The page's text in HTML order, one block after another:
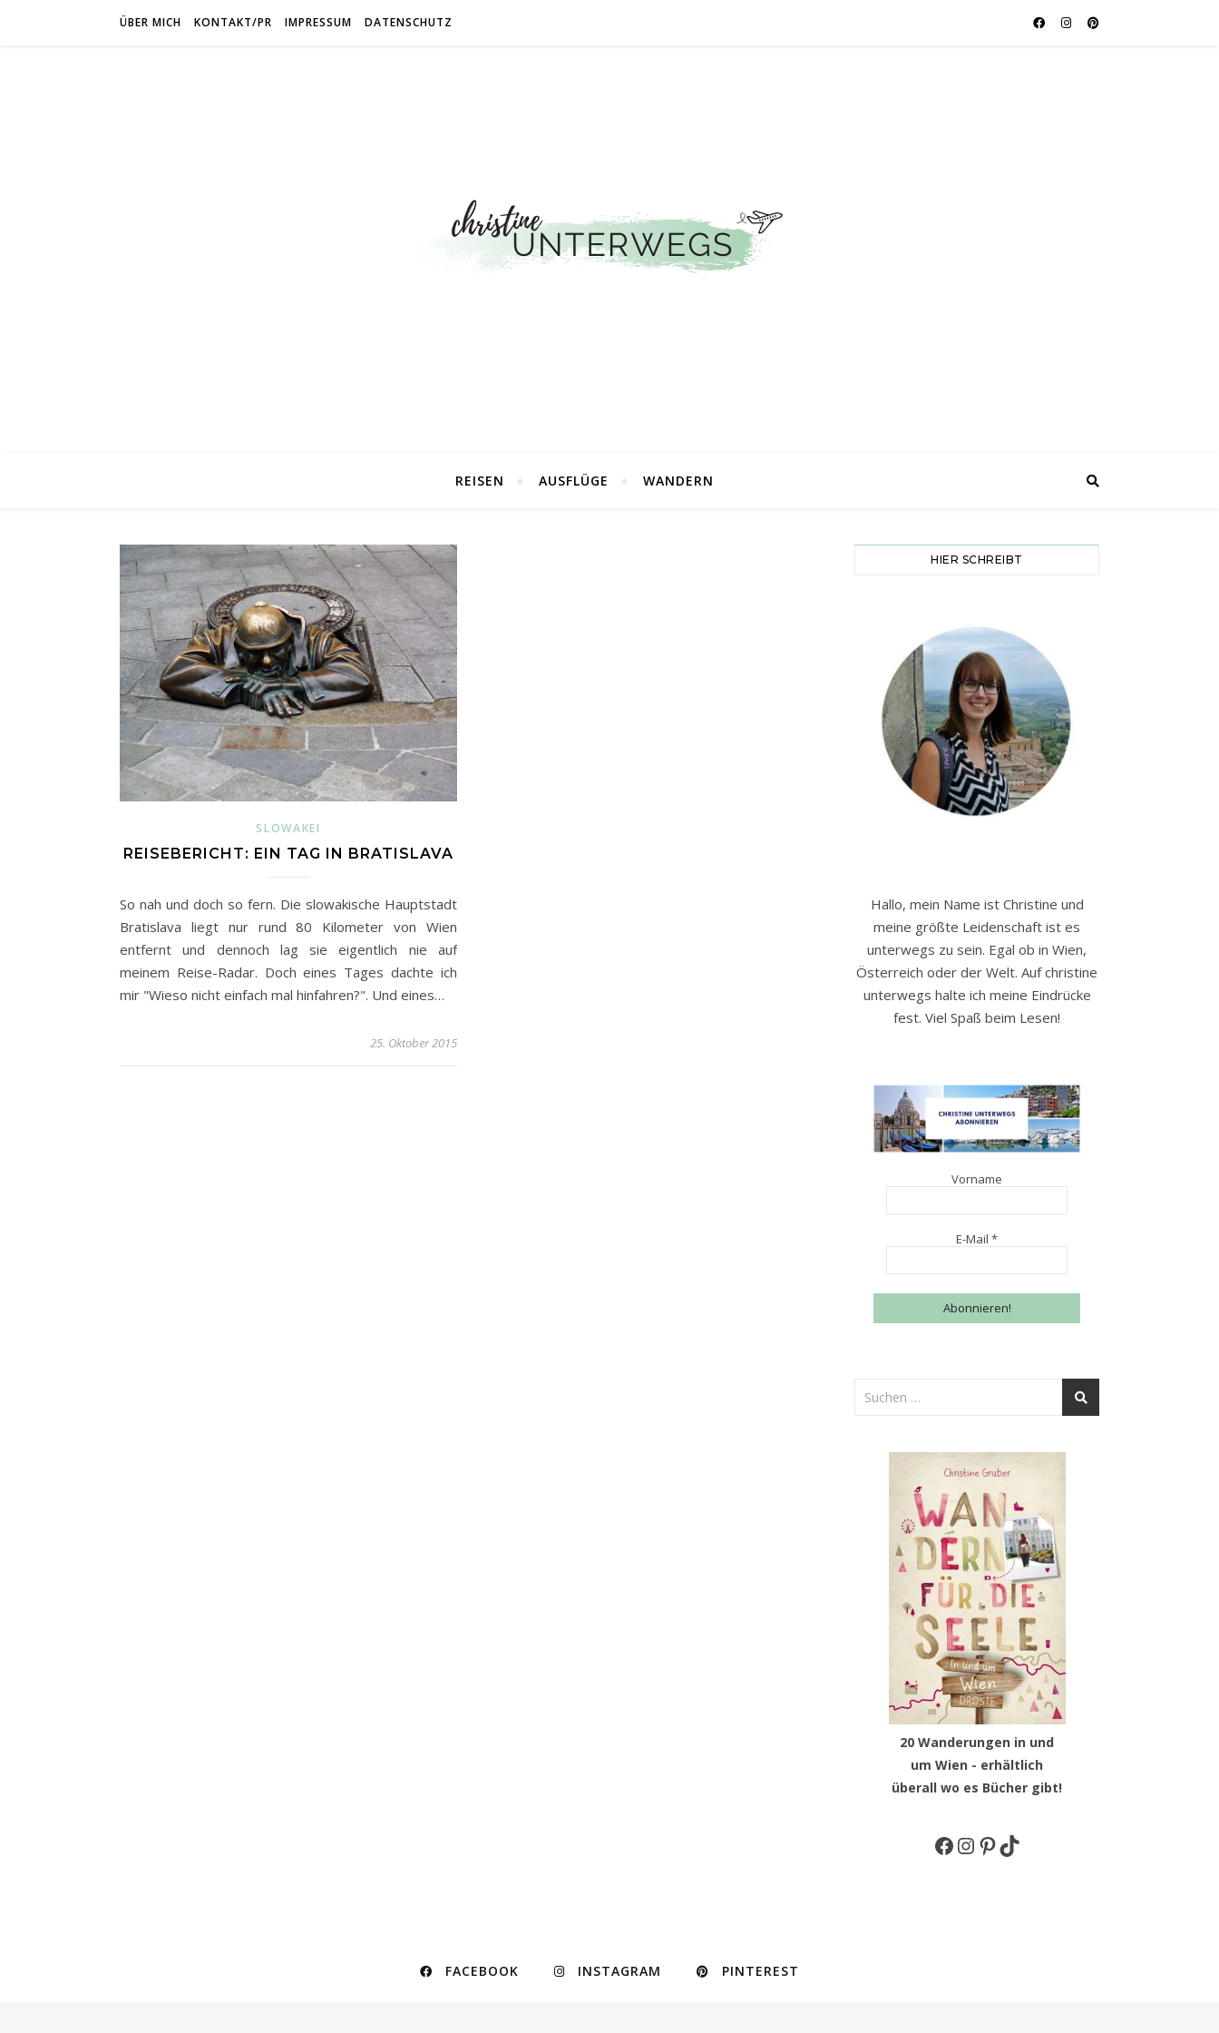
ÜBER MICH KONTAKT/PR IMPRESSUM DATENSCHUTZ
REISEN AUSFLÜGE WANDERN
SLOWAKEI
REISEBERICHT: EIN TAG IN BRATISLAVA
So nah und doch so fern. Die slowakische Hauptstadt
Bratislava liegt nur rund 80 Kilometer von Wien
entfernt und dennoch lag sie eigentlich nie auf
meinem Reise-Radar. Doch eines Tages dachte ich
mir "Wieso nicht einfach mal hinfahren?". Und eines…
25. Oktober 2015
HIER SCHREIBT
Hallo, mein Name ist Christine und
meine größte Leidenschaft ist es
unterwegs zu sein. Egal ob in Wien,
Österreich oder der Welt. Auf christine
unterwegs halte ich meine Eindrücke
fest. Viel Spaß beim Lesen!
Vorname
E-Mail *
20 Wanderungen in und
um Wien - erhältlich
überall wo es Bücher gibt!
Facebook
Instagram
Pinterest
TikTok
FACEBOOK INSTAGRAM PINTEREST